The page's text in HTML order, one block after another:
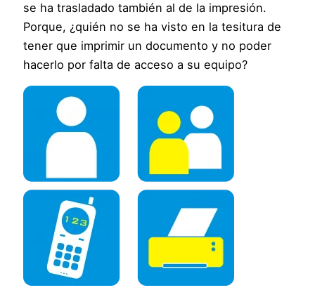
se ha trasladado también al de la impresión.
Porque, ¿quién no se ha visto en la tesitura de
tener que imprimir un documento y no poder
hacerlo por falta de acceso a su equipo?